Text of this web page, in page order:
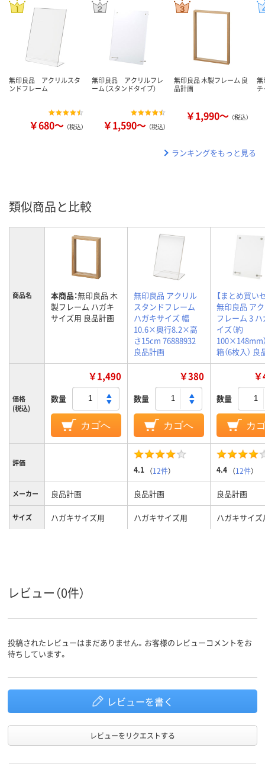
無印良品 アクリルスタ
ンドフレーム
￥680～ （税込）
無印良品 アクリルフレ
ーム（スタンドタイプ）
￥1,590～ （税込）
無印良品 木製フレーム 良
品計画
￥1,990～ （税込）
ランキングをもっと見る
類似商品と比較
商品名 本商品：無印良品 木
製フレーム ハガキ
サイズ用 良品計画
無印良品 アクリル
スタンドフレーム
ハガキサイズ 幅
10.6×奥行8.2×高
さ15cm 76888932
良品計画
【まとめ買い
無印良品 ア
フレーム 3
イズ（約
100×148mm
箱（6枚入）
価格
(税込)
￥1,490
数量
カゴへ
￥380
数量
カゴへ
数量
カ
評価
4.1 （12件） 4.4 （12件）
メーカー 良品計画 良品計画 良品計画
サイズ ハガキサイズ用 ハガキサイズ用 ハガキサイズ
レビュー（0件）
投稿されたレビューはまだありません。お客様のレビューコメントをお
待ちしています。
レビューを書く
レビューをリクエストする